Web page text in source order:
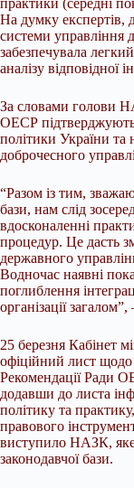
практики (середні
На думку експертів,
системи управління
забезпечувала
аналізу відповідної
За словами голови
ОЕСР підтверджують
політики України та
доброчесного
“Разом із тим,
бази, нам слід
вдосконаленні
процедур. Це дасть
державного
Водночас наявні
поглиблення
організації
25 березня Кабінет
офіційний лист
Рекомендації Ради
додавши до листа
політику та
правового
виступило НАЗК, яке
законодавчої бази.